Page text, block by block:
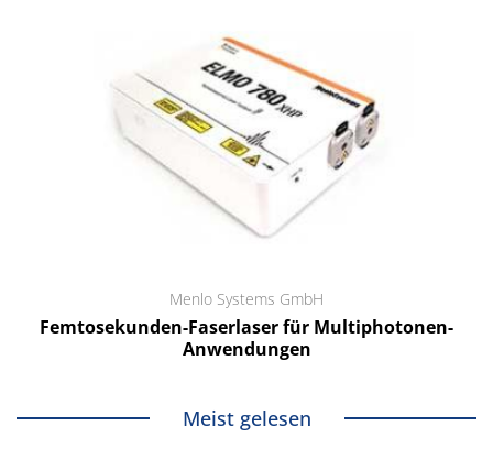
Menlo Systems GmbH
Femtosekunden-Faserlaser für Multiphotonen-
Anwendungen
Meist gelesen